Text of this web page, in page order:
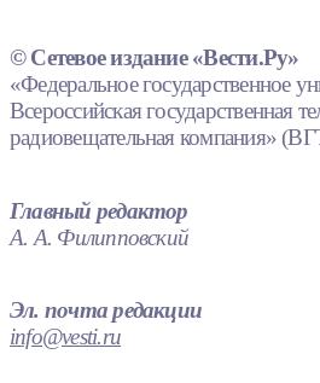
© Сетевое издание «Вести.Ру»
«Федеральное государственное
Всероссийская государственная
радиовещательная компания»
Главный редактор
А. А. Филипповский
Эл. почта редакции
info@vesti.ru